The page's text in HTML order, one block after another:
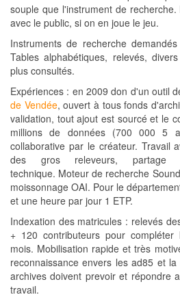
souple que l'instrument de
avec le public, si on en joue le jeu.
Instruments de recherche
Tables alphabétiques, relevés,
plus consultés.
Expériences : en 2009 don d'un outil
de Vendée, ouvert à tous fonds
validation, tout ajout est sourcé et le
millions de données (700 000 5
collaborative par le créateur. Travail
des gros releveurs, partage
technique. Moteur de recherche
moissonnage OAI. Pour le
et une heure par jour 1 ETP.
Indexation des matricules : relevés
+ 120 contributeurs pour
mois. Mobilisation rapide et très
reconnaissance envers les ad85 et
archives doivent prevoir et répondre
travail.